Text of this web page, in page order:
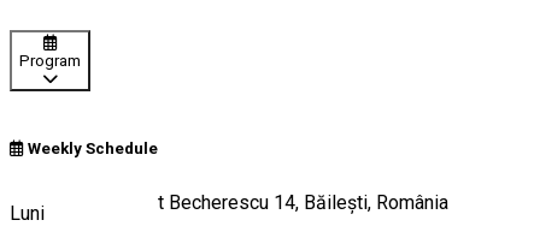
Program
Weekly Schedule
Luni
Strada Locotenent Becherescu 14, Băilești, România